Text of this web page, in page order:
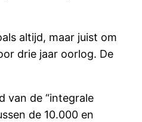
altijd, maar juist om
drie jaar oorlog. De
van de “integrale
de 10.000 en